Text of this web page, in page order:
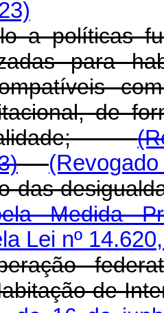
a políticas
para
de
das
Medida
Lei nº
de